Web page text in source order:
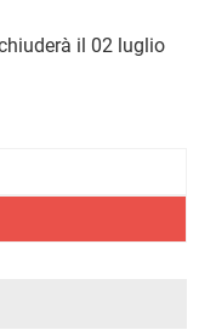
il 02 luglio